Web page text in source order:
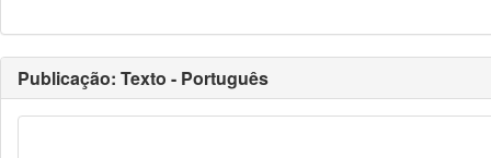
Publicação: Texto - Português